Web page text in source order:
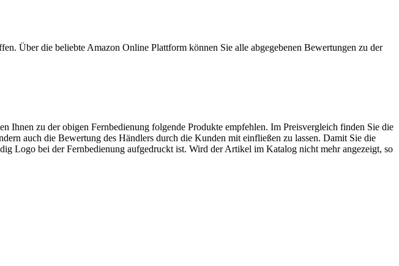
Über die beliebte Amazon Online Plattform können Sie alle abgegebenen Bewertungen zu der
Ihnen zu der obigen Fernbedienung folgende Produkte empfehlen. Im Preisvergleich finden Sie die
auch die Bewertung des Händlers durch die Kunden mit einfließen zu lassen. Damit Sie die
Logo bei der Fernbedienung aufgedruckt ist. Wird der Artikel im Katalog nicht mehr angezeigt, so